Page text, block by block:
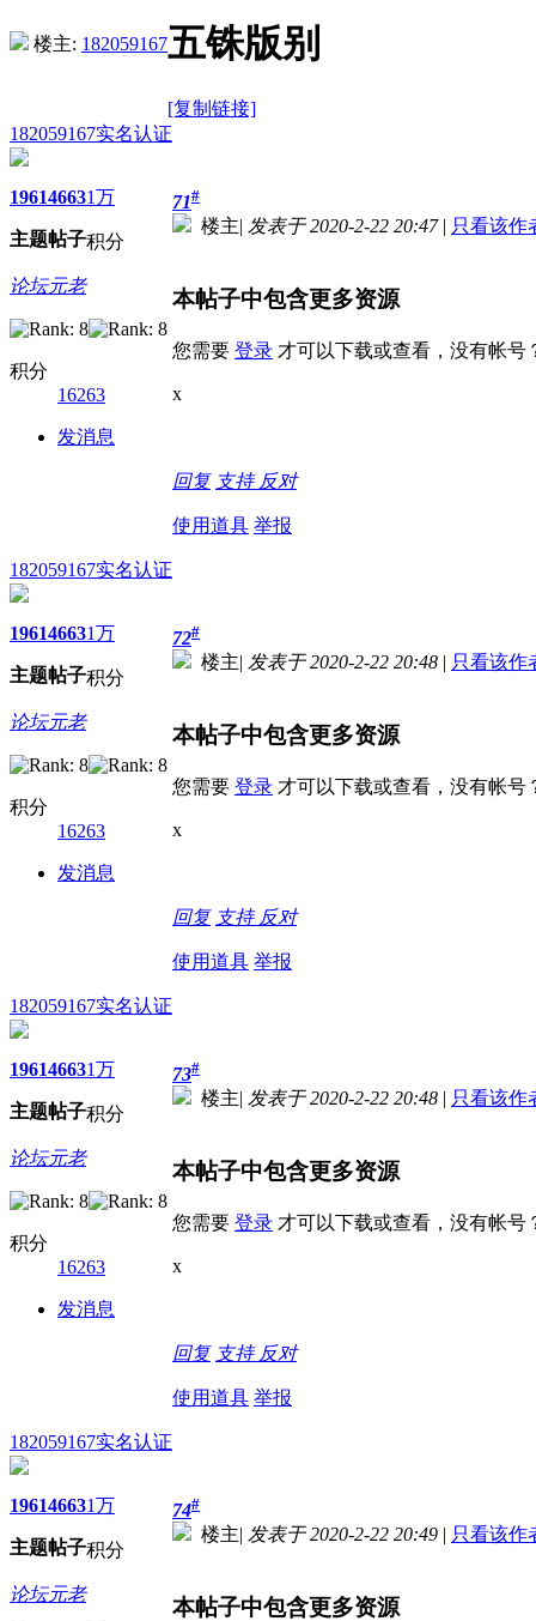
楼主: 182059167五铢版别
[复制链接]
182059167实名认证
1961
主题
4663
帖子
1万
积分
论坛元老
积分
16263
发消息
71#
楼主| 发表于 2020-2-22 20:47 | 只看该作
本帖子中包含更多资源
您需要 登录 才可以下载或查看，没有帐号
x
回复 支持 反对
使用道具 举报
182059167实名认证
1961
主题
4663
帖子
1万
积分
论坛元老
积分
16263
发消息
72#
楼主| 发表于 2020-2-22 20:48 | 只看该作
本帖子中包含更多资源
您需要 登录 才可以下载或查看，没有帐号
x
回复 支持 反对
使用道具 举报
182059167实名认证
1961
主题
4663
帖子
1万
积分
论坛元老
积分
16263
发消息
73#
楼主| 发表于 2020-2-22 20:48 | 只看该作
本帖子中包含更多资源
您需要 登录 才可以下载或查看，没有帐号
x
回复 支持 反对
使用道具 举报
182059167实名认证
1961
主题
4663
帖子
1万
积分
论坛元老
74#
楼主| 发表于 2020-2-22 20:49 | 只看该作
本帖子中包含更多资源